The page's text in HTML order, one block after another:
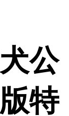
公
特